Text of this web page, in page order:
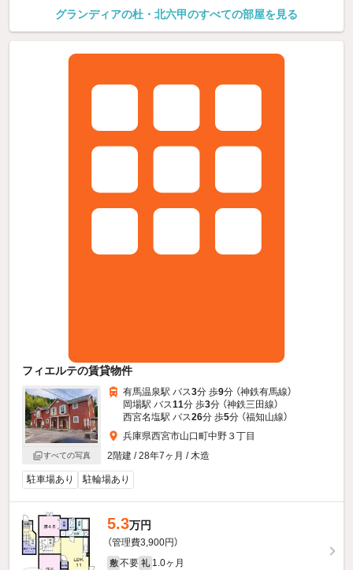
グランディアの杜・北六甲のすべての部屋を見る
フィエルテの賃貸物件
すべての写真
有馬温泉駅 バス3分 歩9分 （神鉄有馬線）
岡場駅 バス11分 歩3分 （神鉄三田線）
西宮名塩駅 バス26分 歩5分 （福知山線）
兵庫県西宮市山口町中野３丁目
2階建 / 28年7ヶ月 / 木造
駐車場あり 駐輪場あり
5.3万円
（管理費3,900円）
敷 不要 礼 1.0ヶ月